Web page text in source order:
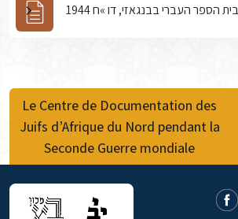
בית הספר העברי בבנגאזי, דו »ח 1944
Le Centre de Documentation des
Juifs d’Afrique du Nord pendant la
Seconde Guerre mondiale